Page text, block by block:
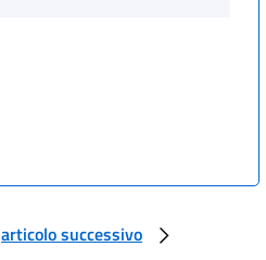
articolo successivo